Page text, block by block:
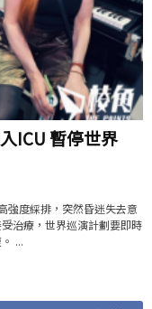
ICU 暫停世界
強度綵排，突然昏迷失去意
治療，世界巡演計劃要即時
...